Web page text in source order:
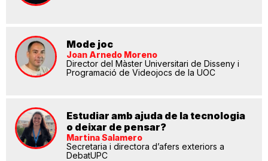
Mode joc
Joan Arnedo Moreno
Director del Màster Universitari de Disseny i
Programació de Videojocs de la UOC
Estudiar amb ajuda de la tecnologia
o deixar de pensar?
Martina Salamero
Secretaria i directora d’afers exteriors a
DebatUPC